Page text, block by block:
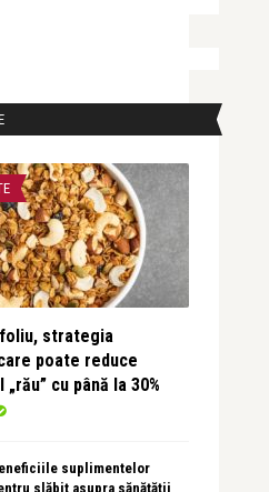
strategia
poate reduce
cu până la 30%
suplimentelor
slăbit asupra sănătății